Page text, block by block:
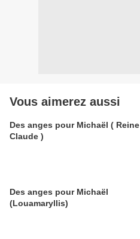
Vous aimerez aussi
Des anges pour Michaël ( Reine
Claude )
Des anges pour Michaël
(Louamaryllis)